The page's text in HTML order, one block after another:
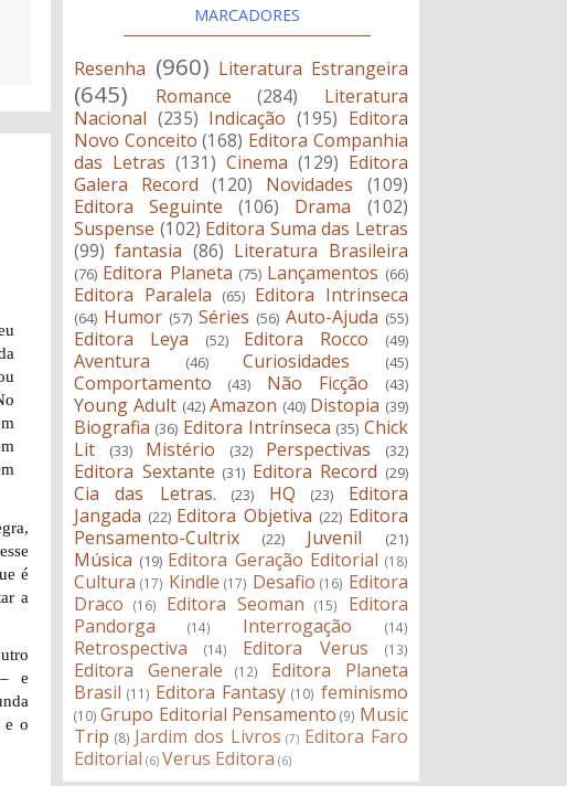
é
a
e
e o
MARCADORES
Resenha (960) Literatura Estrangeira
(645) Romance (284)
Literatura
Nacional (235) Indicação (195) Editora
Novo Conceito (168) Editora Companhia
das Letras (131) Cinema (129) Editora
Galera Record
(120) Novidades
(109)
Editora Seguinte
(106) Drama
(102)
Suspense (102) Editora Suma das Letras
(99) fantasia (86) Literatura Brasileira
(76) Editora Planeta (75) Lançamentos (66)
Editora Paralela (65) Editora Intrinseca
(64) Humor (57) Séries (56) Auto-Ajuda (55)
Editora Leya (52) Editora Rocco (49)
Aventura (46) Curiosidades (45)
Comportamento (43) Não Ficção (43)
Young Adult (42) Amazon (40) Distopia (39)
Biografia (36) Editora Intrínseca (35) Chick
Lit
(33) Mistério (32) Perspectivas (32)
Editora Sextante (31) Editora Record (29)
Cia das Letras. (23) HQ (23)
Editora
Jangada (22) Editora Objetiva (22) Editora
Pensamento-Cultrix
(22) Juvenil (21)
Música (19) Editora Geração Editorial (18)
Cultura (17) Kindle (17) Desafio (16) Editora
Draco
(16) Editora Seoman (15)
Editora
Pandorga
(14) Interrogação (14)
Retrospectiva (14) Editora Verus (13)
Editora Generale (12)
Editora Planeta
Brasil (11) Editora Fantasy (10) feminismo
(10) Grupo Editorial Pensamento (9) Music
Trip (8) Jardim dos Livros (7) Editora Faro
Editorial (6) Verus Editora (6)